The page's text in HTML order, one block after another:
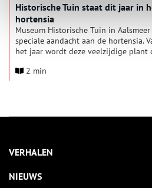
Historische Tuin staat dit jaar in
hortensia
Museum Historische Tuin in
speciale aandacht aan de hortensia.
het jaar wordt deze veelzijdige plant
toepassingen.
2 min
VERHALEN
NIEUWS